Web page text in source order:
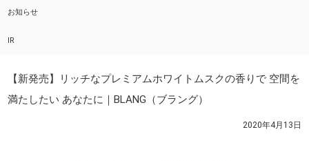
お知らせ
IR
【新発売】リッチなプレミアムホワイトムスクの香りで 空間を
満たしたい あなたに｜BLANG（ブラング）
2020年4月13日